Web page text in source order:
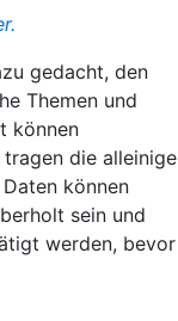
gedacht, den
Themen und
können
die alleinige
können
sein und
werden, bevor